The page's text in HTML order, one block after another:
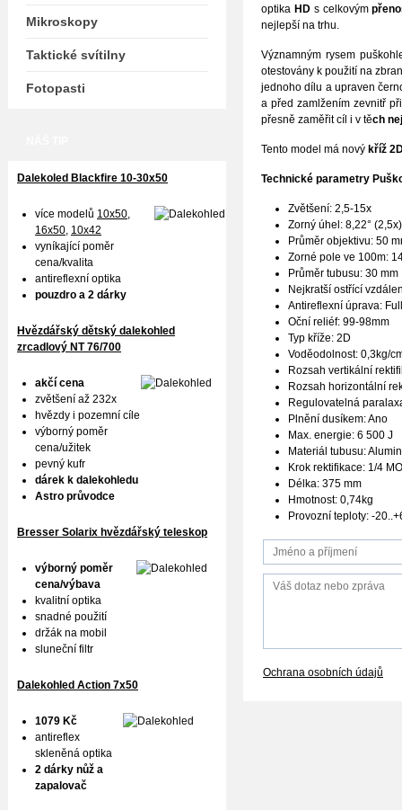
optika HDs celkovým
nejlepší na trhu.
Významným rysem
otestovány k použití na
jednoho dílu a upraven
a před zamlžením zevnitř
přesně zaměřit cíl i v těch
Tento model má nový kříž
Technické parametry
Zvětšení: 2,5-15x
Zorný úhel: 8,22°
Průměr objektivu: 50
Zorné pole ve 100m:
Průměr tubusu: 30 mm
Nejkratší ostřící
Antireflexní úprava:
Oční reliéf: 99-98mm
Typ kříže: 2D
Voděodolnost: 0,3kg/
Rozsah vertikální
Rozsah horizontální
Regulovatelná
Plnění dusíkem: Ano
Max. energie: 6 500 J
Materiál tubusu:
Krok rektifikace: 1/4
Délka: 375 mm
Hmotnost: 0,74kg
Provozní teploty: -
Ochrana osobních údajů
Mikroskopy
Taktické svítilny
Fotopasti
Dalekoled Blackfire 10-30x50
více modelů 10x50,
16x50, 10x42
vyníkající poměr
cena/kvalita
antireflexní optika
pouzdro a 2 dárky
Hvězdářský dětský dalekohled
zrcadlový NT 76/700
akčí cena
zvětšení až 232x
hvězdy i pozemní cíle
výborný poměr
cena/užitek
pevný kufr
dárek k dalekohledu
Astro průvodce
Bresser Solarix hvězdářský teleskop
výborný poměr
cena/výbava
kvalitní optika
snadné použití
držák na mobil
sluneční filtr
Dalekohled Action 7x50
1079 Kč
antireflex
skleněná optika
2 dárky nůž a
zapalovač